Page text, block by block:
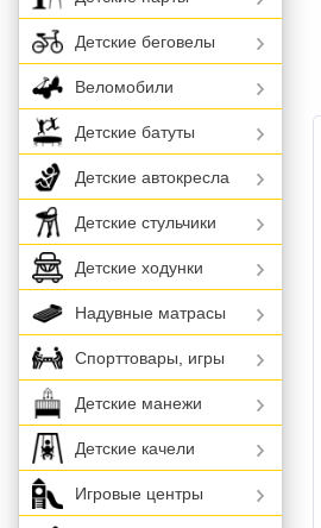
Детские беговелы
Веломобили
Детские батуты
Детские автокресла
Детские стульчики
Детские ходунки
Надувные матрасы
Спорттовары, игры
Детские манежи
Детские качели
Игровые центры